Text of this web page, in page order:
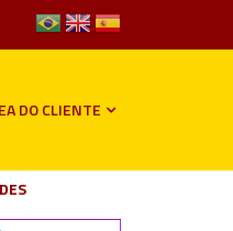
DO CLIENTE